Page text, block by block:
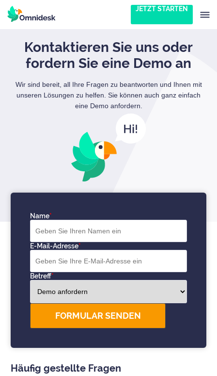
JETZT STARTEN
Kontaktieren Sie uns oder
fordern Sie eine Demo an
Wir sind bereit, all Ihre Fragen zu beantworten und Ihnen mit
unseren Lösungen zu helfen. Sie können auch ganz einfach
eine Demo anfordern.
Name
E-Mail-Adresse
Betreff
FORMULAR SENDEN
Häufig gestellte Fragen